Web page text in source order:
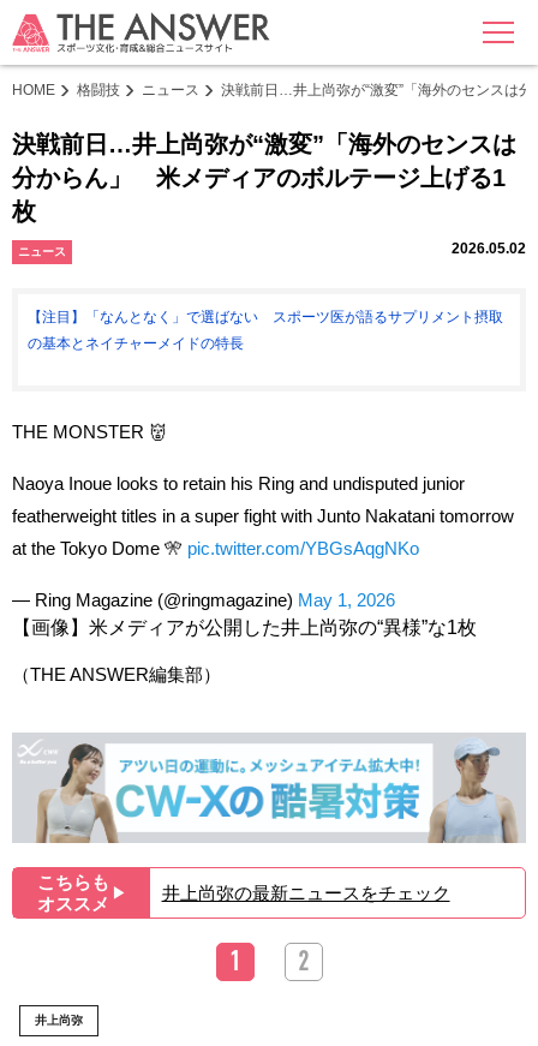
MENU
HOME 格闘技 ニュース 決戦前日…井上尚弥が“激変”「海外のセンスは
決戦前日…井上尚弥が“激変”「海外のセンスは
分からん」 米メディアのボルテージ上げる1
枚
ニュース 2026.05.02
【注目】「なんとなく」で選ばない スポーツ医が語るサプリメント摂取
の基本とネイチャーメイドの特長
THE MONSTER 👹
Naoya Inoue looks to retain his Ring and undisputed junior
featherweight titles in a super fight with Junto Nakatani tomorrow
at the Tokyo Dome 🎌 pic.twitter.com/YBGsAqgNKo
— Ring Magazine (@ringmagazine) May 1, 2026
【画像】米メディアが公開した井上尚弥の“異様”な1枚
（THE ANSWER編集部）
こちらも
オススメ ▶︎ 井上尚弥の最新ニュースをチェック
1 2
井上尚弥